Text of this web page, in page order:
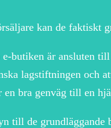
kan de faktiskt
butiken är ansluten
lagstiftningen och
bra genväg till en
till de